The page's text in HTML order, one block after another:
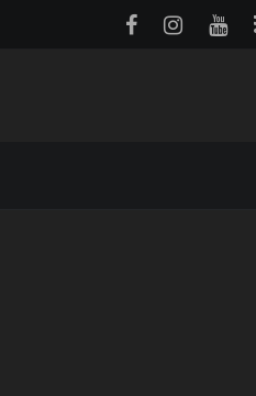
Panneau de gestion des cookies